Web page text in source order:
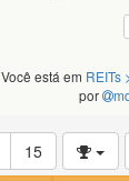
Você está em REITs
por
15